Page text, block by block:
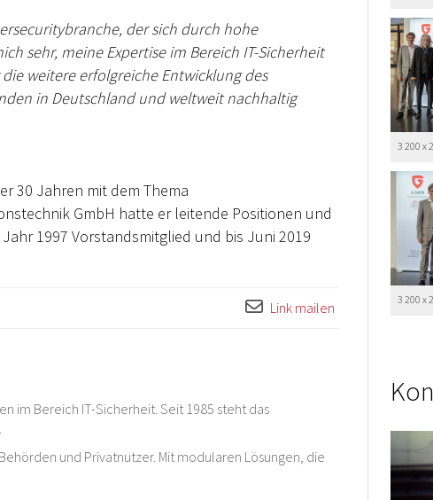
der sich durch hohe
sehr, meine Expertise im Bereich IT-Sicherheit
weitere erfolgreiche Entwicklung des
in Deutschland und weltweit nachhaltig
30 Jahren mit dem Thema
GmbH hatte er leitende Positionen und
1997 Vorstandsmitglied und bis Juni 2019
Link mailen
im Bereich IT-Sicherheit. Seit 1985 steht das
und Privatnutzer. Mit modularen Lösungen, die
3 200 x
3 200 x